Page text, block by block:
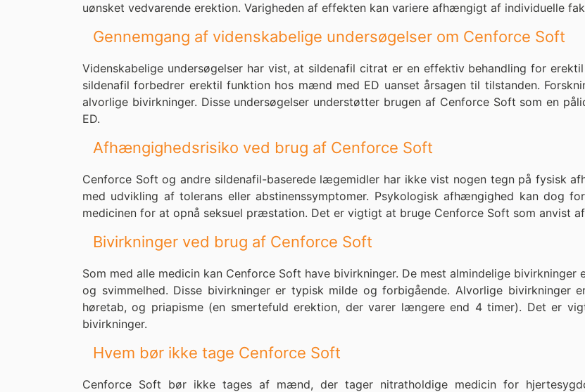
uønsket vedvarende erektion. Varigheden af effekten kan variere afhængigt af individuelle
Gennemgang af videnskabelige undersøgelser om Cenforce Soft
Videnskabelige undersøgelser har vist, at sildenafil citrat er en effektiv behandling for
sildenafil forbedrer erektil funktion hos mænd med ED uanset årsagen til tilstanden.
alvorlige bivirkninger. Disse undersøgelser understøtter brugen af Cenforce Soft som en
ED.
Afhængighedsrisiko ved brug af Cenforce Soft
Cenforce Soft og andre sildenafil-baserede lægemidler har ikke vist nogen tegn på fysisk
med udvikling af tolerans eller abstinenssymptomer. Psykologisk afhængighed kan dog
medicinen for at opnå seksuel præstation. Det er vigtigt at bruge Cenforce Soft som anvist
Bivirkninger ved brug af Cenforce Soft
Som med alle medicin kan Cenforce Soft have bivirkninger. De mest almindelige
og svimmelhed. Disse bivirkninger er typisk milde og forbigående. Alvorlige bivirkninger
høretab, og priapisme (en smertefuld erektion, der varer længere end 4 timer). Det er
bivirkninger.
Hvem bør ikke tage Cenforce Soft
Cenforce Soft bør ikke tages af mænd, der tager nitratholdige medicin for